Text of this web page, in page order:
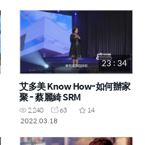
23 : 34
艾多美 Know How-如何辦家
聚 - 蔡麗綺 SRM
2,240 63
14
2022.03.18